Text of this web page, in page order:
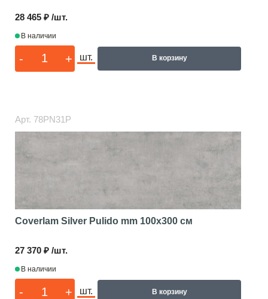
28 465 ₽ /шт.
В наличии
- + шт. В корзину
Арт. 78PN31P
Coverlam Silver Pulido mm 100x300 см
27 370 ₽ /шт.
В наличии
- + шт. В корзину